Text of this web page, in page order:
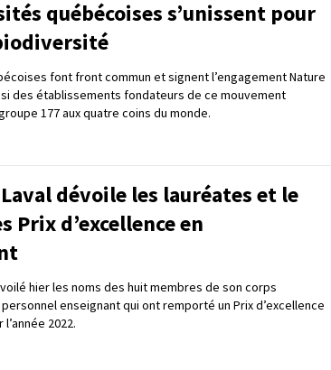
québécoises s’unissent pour
font front commun et signent l’engagement Nature
des établissements fondateurs de ce mouvement
177 aux quatre coins du monde.
dévoile les lauréates et le
Prix d’excellence en
hier les noms des huit membres de son corps
enseignant qui ont remporté un Prix d’excellence
2022.